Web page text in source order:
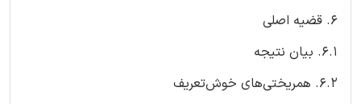
۶. قضیه‌ اصلی
۶.۱. بیان نتیجه
۶.۲. همریختی‌های خوش‌تعریف